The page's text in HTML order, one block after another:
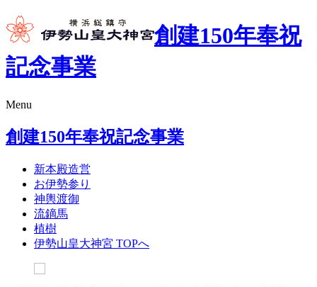
創建150年奉祝
記念事業
Menu
創建150年奉祝記念事業
新本殿造営
お伊勢参り
神輿渡御
流鏑馬
植樹
伊勢山皇大神宮 TOPへ